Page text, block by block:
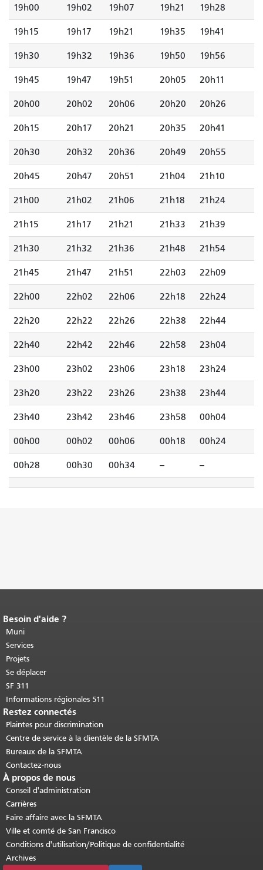
19h00 19h02 19h07 19h21 19h28
19h15 19h17 19h21 19h35 19h41
19h30 19h32 19h36 19h50 19h56
19h45 19h47 19h51 20h05 20h11
20h00 20h02 20h06 20h20 20h26
20h15 20h17 20h21 20h35 20h41
20h30 20h32 20h36 20h49 20h55
20h45 20h47 20h51 21h04 21h10
21h00 21h02 21h06 21h18 21h24
21h15 21h17 21h21 21h33 21h39
21h30 21h32 21h36 21h48 21h54
21h45 21h47 21h51 22h03 22h09
22h00 22h02 22h06 22h18 22h24
22h20 22h22 22h26 22h38 22h44
22h40 22h42 22h46 22h58 23h04
23h00 23h02 23h06 23h18 23h24
23h20 23h22 23h26 23h38 23h44
23h40 23h42 23h46 23h58 00h04
00h00 00h02 00h06 00h18 00h24
00h28 00h30 00h34 -- --
Fin du contenu de la page.
cette page se répète sur chaque page.
Retour au haut du contenu principal
Besoin d'aide ?
Muni
Services
Projets
Se déplacer
SF 311
Informations régionales 511
Restez connectés
Plaintes pour discrimination
Centre de service à la clientèle de la SFMTA
Bureaux de la SFMTA
Contactez-nous
À propos de nous
Conseil d'administration
Carrières
Faire affaire avec la SFMTA
Ville et comté de San Francisco
Conditions d'utilisation/Politique de confidentialité
Archives